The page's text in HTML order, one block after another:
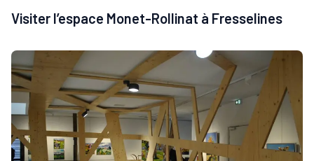
Visiter l’espace Monet-Rollinat à Fresselines